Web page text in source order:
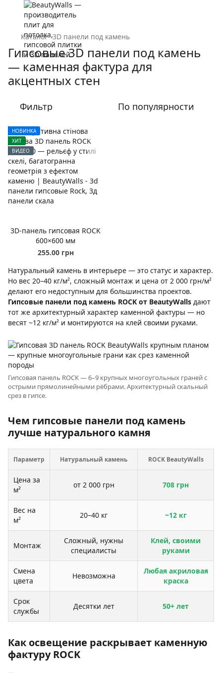
Каталог 3D панели под камень
Гипсовые 3D панели под камень
— каменная фактура для
акцентных стен
Фильтр По популярности
НОВИНКА
ХИТ
ВИДЕО
3D-панель гипсовая ROCK
600×600 мм
255.00 грн
Натуральный камень в интерьере — это статус и характер.
Но вес 20–40 кг/м², сложный монтаж и цена от 2 000 грн/м²
делают его недоступным для большинства проектов.
Гипсовые панели под камень ROCK от BeautyWalls дают
тот же архитектурный характер каменной фактуры — но
весят ~12 кг/м² и монтируются на клей своими руками.
Гипсовая панель ROCK — 6–9 крупных многоугольных граней с
острыми прямолинейными рёбрами. Архитектурный скальный
срез в гипсе.
Чем гипсовые панели под камень
лучше натурального камня
Параметр Натуральный камень ROCK BeautyWalls
Цена за
м²
от 2 000 грн 708 грн
Вес на
м²
20–40 кг ~12 кг
Монтаж
Сложный, нужны
специалисты
Клей, своими
руками
Смена
цвета
Невозможна
Любая акриловая
краска
Срок
службы
Десятки лет 50+ лет
Как освещение раскрывает каменную
фактуру ROCK